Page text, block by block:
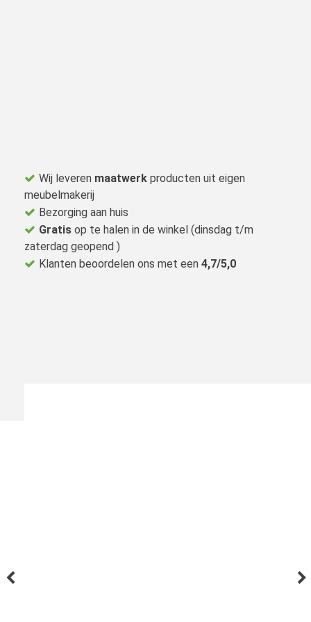
Wij leveren maatwerk producten uit eigen
meubelmakerij
Bezorging aan huis
Gratis op te halen in de winkel (dinsdag t/m
zaterdag geopend )
Klanten beoordelen ons met een 4,7/5,0